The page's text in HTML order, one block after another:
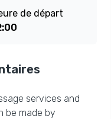
de départ
services and
be made by